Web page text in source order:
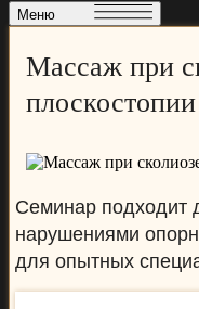
Меню
Массаж при
плоскостопии
Семинар подходит
нарушениями
для опытных